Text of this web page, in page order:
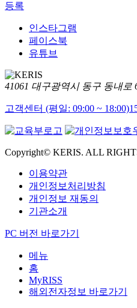
등록
인스타그램
페이스북
유튜브
41061 대구광역시 동구 동내로
고객센터 (평일: 09:00 ~ 18:00)
Copyright© KERIS. ALL
이용약관
개인정보처리방침
개인정보 재동의
기관소개
PC 버전 바로가기
메뉴
홈
MyRISS
해외전자정보 바로가기